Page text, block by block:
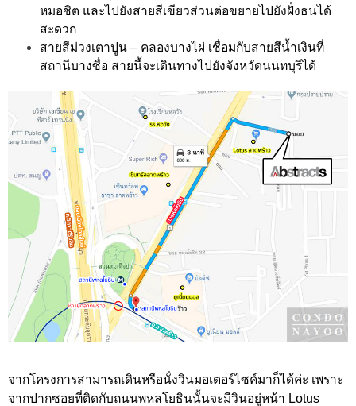
หมอชิต และไปยังสายสีเขียวส่วนต่อขยายไปยังฝั่งธนได้
สะดวก
สายสีม่วงเตาปูน – คลองบางไผ่ เชื่อมกับสายสีน้ำเงินที่
สถานีบางซื่อ สายนี้จะเดินทางไปยังจังหวัดนนทบุรีได้
จากโครงการสามารถเดินหรือนั่งวินมอเตอร์ไซค์มาก็ได้ค่ะ เพราะ
จากปากซอยที่ติดกับถนนพหลโยธินนั้นจะมีวินอยู่หน้า Lotus